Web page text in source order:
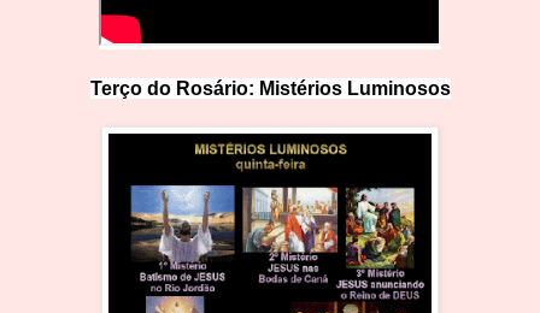
Terço do Rosário: Mistérios Luminosos